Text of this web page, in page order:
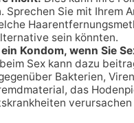
Sprechen Sie mit Ihrem
sein könnten.
Kondom, wenn Sie
Sex kann dazu
Bakterien,
das
verursachen